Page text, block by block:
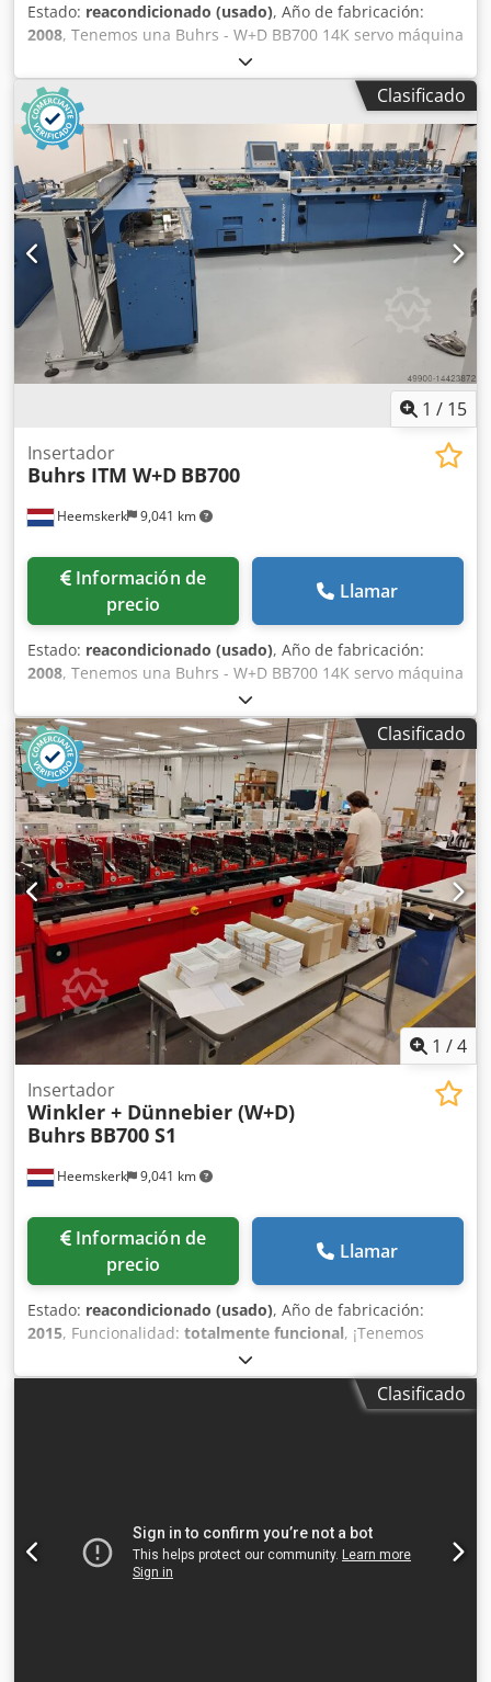
Estado: reacondicionado (usado), Año de fabricación:
2008, Tenemos una Buhrs - W+D BB700 14K servo máquina
de inserción disponible. La máquina está en buenas
condiciones y está equipada con el software BSC 3.0. BSC
3.0 es la última plataforma de software del fabricante
W+D. ¡La máquina está lista para la demostración! ¡Otros
alimentadores y la cámara es opcional posible! Año de
construcción: 2008 Configuración: - 6 estaciones base - 4x
alimentador rotativo RF2 - 1x alimentador de fricción de
vacío - Compartimento de descarga - Cargador automático
Estación de transferencia - Cinta de descarga Opcional: -
Otros alimentadores Formatos de sobre: - mín. 105 × 162
mm C6/DL - máx. 250 × 353 mm B4 Formatos de producto: -
mín. 80 × 105 mm A6 - máx. 229 × 324 mm C4 Grosor del
producto Djdpfoq Eg Hnjx Akcokr - 3 mm para el
alimentador rotativo - 15 mm para el alimentador de
vacío/fricción - 80 g/m 14.000 ciclos por hora
Clasificado
1 / 15
Heemskerk 9,041 km
Insertador
Buhrs ITM W+D BB700
Información de
precio
Llamar
Estado: reacondicionado (usado), Año de fabricación:
2008, Tenemos una Buhrs - W+D BB700 14K servo máquina
de inserción disponible. La máquina está en buenas
condiciones y está equipada con el software BSC 3.0. BSC
3.0 es la última plataforma de software del fabricante
W+D. ¡La máquina está lista para la demostración! ¡Otros
alimentadores y la cámara es opcional posible! Año de
construcción: 2008 Configuración: - 6 estaciones base - 4x
alimentador rotativo RF2 - 1x alimentador de fricción de
vacío - Compartimento de descarga - Cargador automático
Estación de transferencia - Cinta de descarga Opcional: -
Otros alimentadores Formatos de sobre: - mín. 105 × 162
mm C6/DL - máx. 250 × 353 mm B4 Djdpfoq Eg Iajx Akcskr
Formatos de producto: - mín. 80 × 105 mm A6 - máx. 229 ×
324 mm C4 Grosor del producto - 3 mm para el
alimentador rotativo - 15 mm para el alimentador de
vacío/fricción - 80 g/m 14.000 ciclos por hora
Clasificado
1 /4
Heemskerk 9,041 km
Insertador
Winkler + Dünnebier (W+D)
Buhrs BB700 S1
Información de
precio
Llamar
Estado: reacondicionado (usado), Año de fabricación:
2015, Funcionalidad: totalmente funcional, ¡Tenemos
disponible un sistema de ensobrado servo W+D (Buhrs
ITM) BB700 16K S1, año de fabricación 2012! ¡Base de 12
estaciones! Más fotos próximamente. El estado de esta
documentos A4. En esta configuración, también podemos
ofrecer un canal Mueller usado, incluso equipado para
procesamiento continuo, completo con desenrollador,
Clasificado